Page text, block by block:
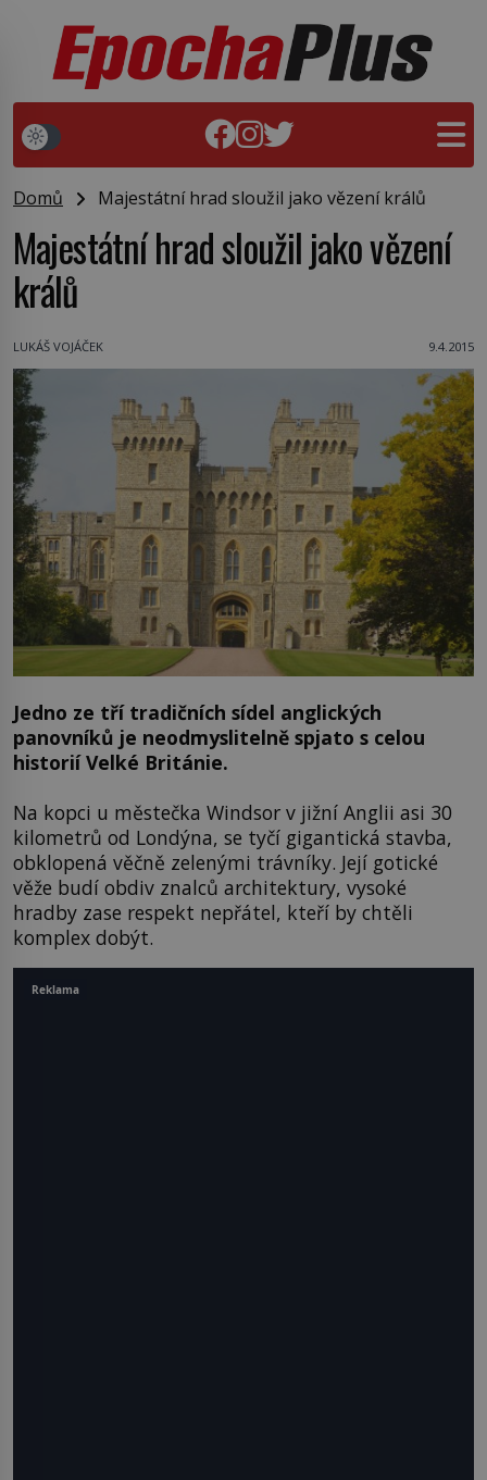
Domů Majestátní hrad sloužil jako vězení králů
Majestátní hrad sloužil jako vězení
králů
LUKÁŠ VOJÁČEK 9.4.2015
Jedno ze tří tradičních sídel anglických
panovníků je neodmyslitelně spjato s celou
historií Velké Británie.
Na kopci u městečka Windsor v jižní Anglii asi 30
kilometrů od Londýna, se tyčí gigantická stavba,
obklopená věčně zelenými trávníky. Její gotické
věže budí obdiv znalců architektury, vysoké
hradby zase respekt nepřátel, kteří by chtěli
komplex dobýt.
Reklama